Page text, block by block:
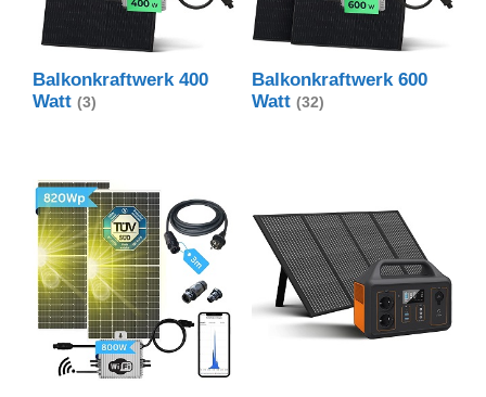
Balkonkraftwerk 400
Watt (3)
Balkonkraftwerk 600
Watt (32)